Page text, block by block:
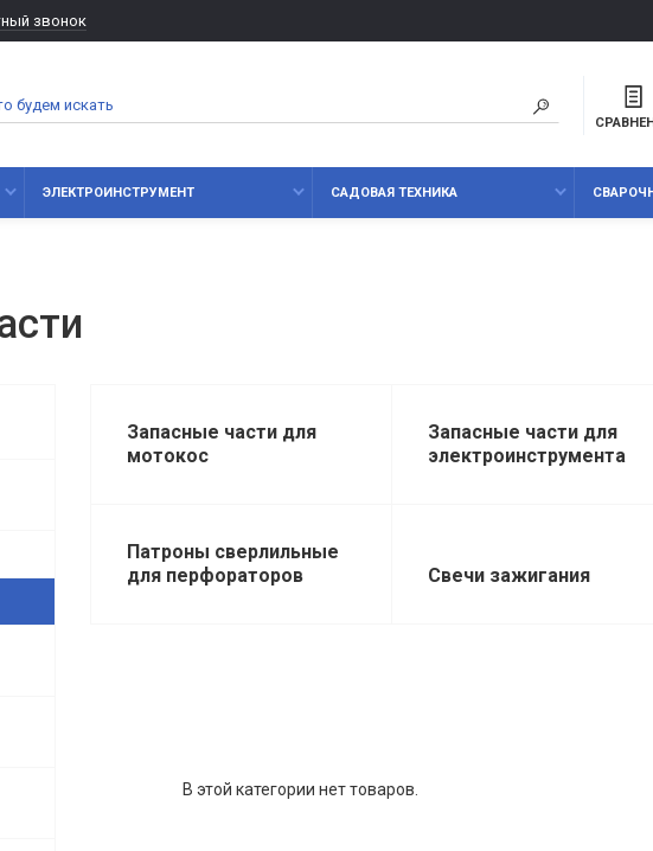
звонок
ЭЛЕКТРОИНСТРУМЕНТ САДОВАЯ ТЕХНИКА
Запасные части для
мотокос
Запасные части для
электроинструмента
Патроны сверлильные
для перфораторов
Свечи зажигания
В этой категории нет товаров.